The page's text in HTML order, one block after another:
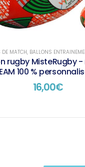
4,BALLONS TAILLE 5
DE MATCH, BALLONS
rugby MisteRugby
100 %
16,00€